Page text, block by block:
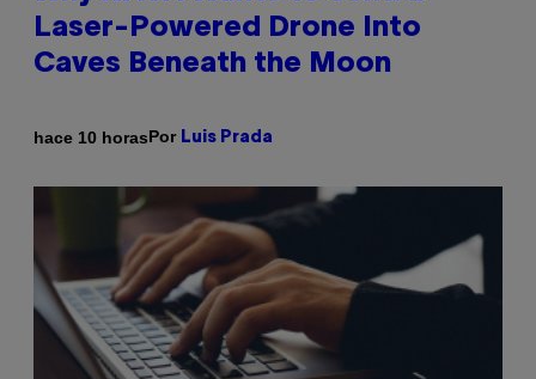
Laser-Powered Drone Into
Caves Beneath the Moon
hace 10 horasPor Luis Prada